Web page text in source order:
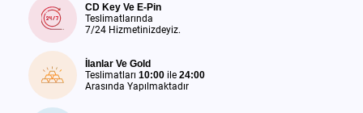
CD Key Ve E-Pin
Teslimatlarında
7/24 Hizmetinizdeyiz.
İlanlar Ve Gold
Teslimatları 10:00 ile 24:00
Arasında Yapılmaktadır